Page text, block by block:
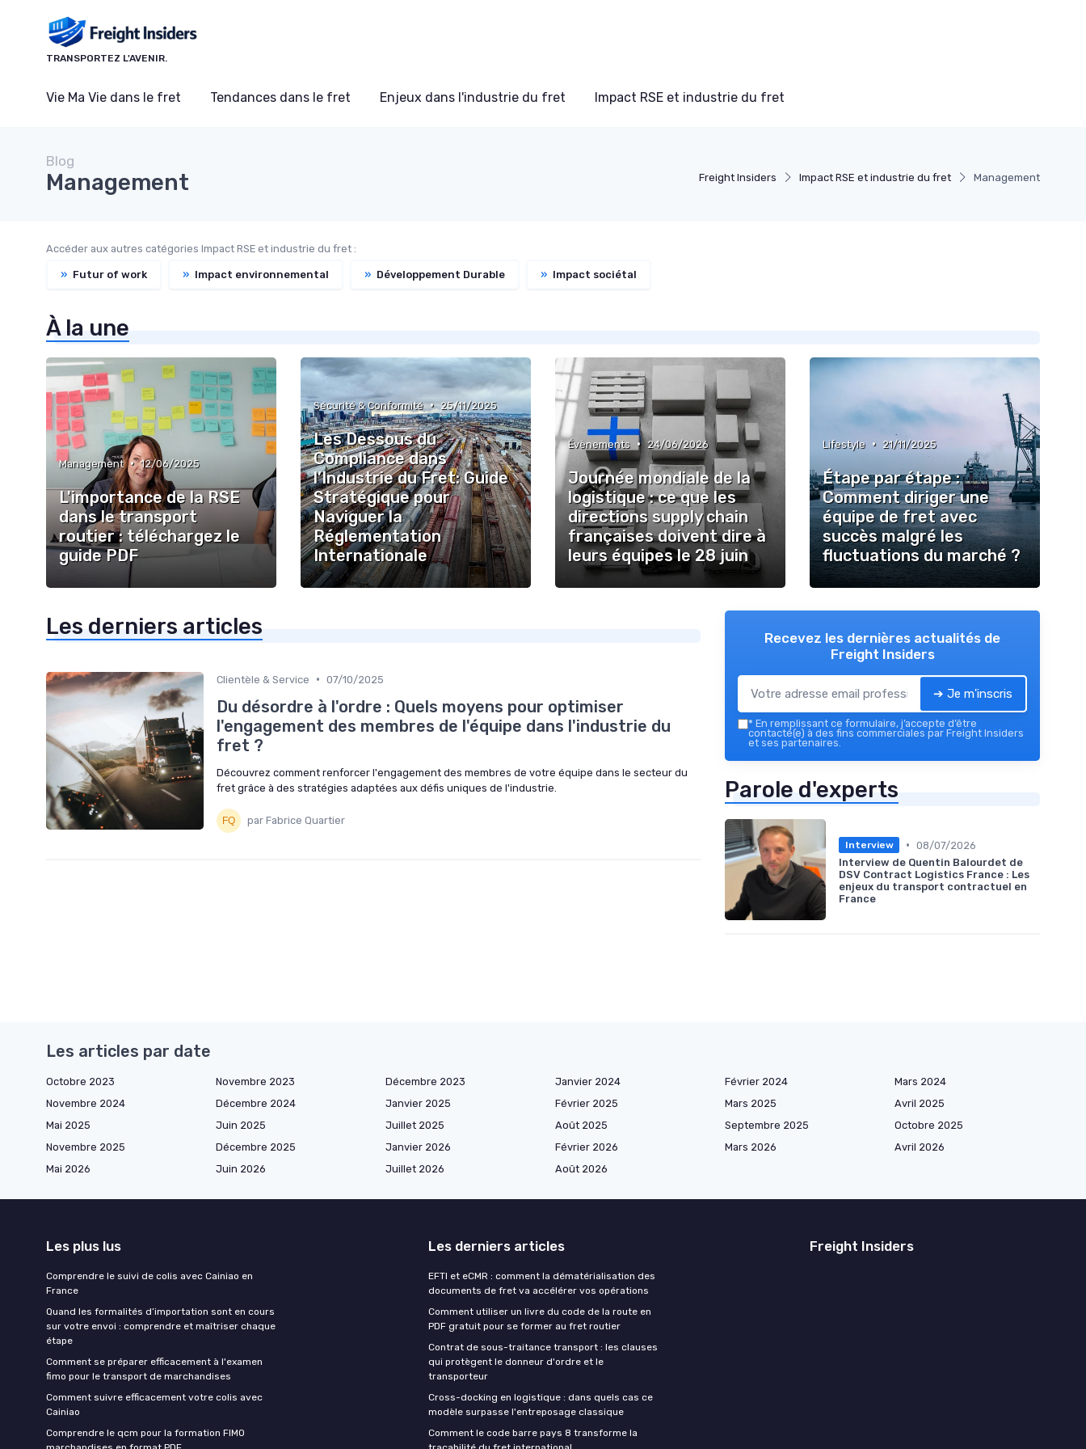
TRANSPORTEZ L'AVENIR.
Vie Ma Vie dans le fret Tendances dans le fret Enjeux dans l'industrie du fret Impact RSE et industrie du fret
Freight Insiders Impact RSE et industrie du fret Management
Blog
Management
Accéder aux autres catégories Impact RSE et industrie du fret :
» Futur of work » Impact environnemental » Développement Durable » Impact sociétal
À la une
Management • 12/06/2025
L'importance de la RSE
dans le transport
routier : téléchargez le
guide PDF
Sécurité & Conformité • 25/11/2025
Les Dessous du
Compliance dans
l’Industrie du Fret: Guide
Stratégique pour
Naviguer la
Réglementation
Internationale
Évènements • 24/06/2026
Journée mondiale de la
logistique : ce que les
directions supply chain
françaises doivent dire à
leurs équipes le 28 juin
Lifestyle • 21/11/2025
Étape par étape :
Comment diriger une
équipe de fret avec
succès malgré les
fluctuations du marché ?
Les derniers articles
Clientèle & Service • 07/10/2025
Du désordre à l'ordre : Quels moyens pour optimiser
l'engagement des membres de l'équipe dans l'industrie du
fret ?
Découvrez comment renforcer l'engagement des membres de votre équipe dans le secteur du
fret grâce à des stratégies adaptées aux défis uniques de l'industrie.
par Fabrice Quartier
Recevez les dernières actualités de
Freight Insiders
➔ Je m'inscris
* En remplissant ce formulaire, j’accepte d’être
contacté(e) à des fins commerciales par Freight Insiders
et ses partenaires.
Parole d'experts
Interview • 08/07/2026
Interview de Quentin Balourdet de
DSV Contract Logistics France : Les
enjeux du transport contractuel en
France
Les articles par date
Octobre 2023 Novembre 2023 Décembre 2023 Janvier 2024 Février 2024
Mars 2024
Novembre 2024
Décembre 2024 Janvier 2025 Février 2025 Mars 2025
Avril 2025
Mai 2025
Juin 2025 Juillet 2025 Août 2025 Septembre 2025
Octobre 2025
Novembre 2025
Décembre 2025 Janvier 2026 Février 2026 Mars 2026
Avril 2026
Mai 2026
Juin 2026 Juillet 2026 Août 2026
Les plus lus
Comprendre le suivi de colis avec Cainiao en
France
Quand les formalités d’importation sont en cours
sur votre envoi : comprendre et maîtriser chaque
étape
Comment se préparer efficacement à l'examen
fimo pour le transport de marchandises
Comment suivre efficacement votre colis avec
Cainiao
Comprendre le qcm pour la formation FIMO
Les derniers articles
EFTI et eCMR : comment la dématérialisation des
documents de fret va accélérer vos opérations
Comment utiliser un livre du code de la route en
PDF gratuit pour se former au fret routier
Contrat de sous-traitance transport : les clauses
qui protègent le donneur d'ordre et le
transporteur
Cross-docking en logistique : dans quels cas ce
modèle surpasse l'entreposage classique
Comment le code barre pays 8 transforme la
Freight Insiders